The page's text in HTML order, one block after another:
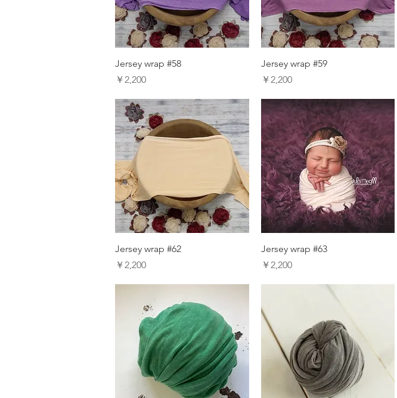
Jersey wrap #58
価格
￥2,200
Jersey wrap #59
価格
￥2,200
Jersey wrap #62
価格
￥2,200
Jersey wrap #63
価格
￥2,200